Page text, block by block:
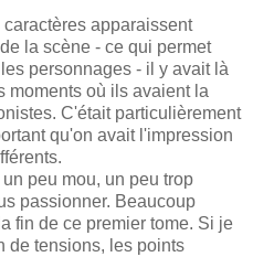
apparaissent
la scène - ce qui permet
personnages - il y avait là
moments où ils avaient la
C'était particulièrement
qu'on avait l'impression
peu mou, un peu trop
passionner. Beaucoup
fin de ce premier tome. Si je
de tensions, les points